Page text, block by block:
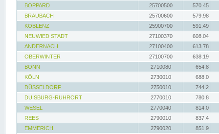
BOPPARD
25700500
570.45
BRAUBACH
25700600
579.98
KOBLENZ
25900700
591.49
NEUWIED STADT
27100370
608.04
ANDERNACH
27100400
613.78
OBERWINTER
27100700
638.19
BONN
2710080
654.8
KÖLN
2730010
688.0
DÜSSELDORF
2750010
744.2
DUISBURG-RUHRORT
2770010
780.8
WESEL
2770040
814.0
REES
2790010
837.4
EMMERICH
2790020
851.9